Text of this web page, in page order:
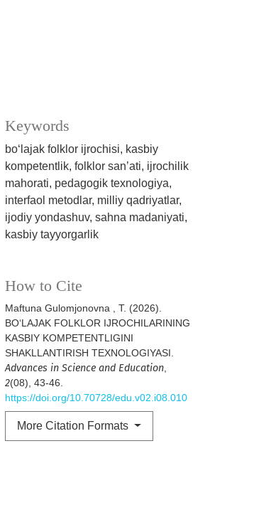
Keywords
bo‘lajak folklor ijrochisi, kasbiy
kompetentlik, folklor san’ati, ijrochilik
mahorati, pedagogik texnologiya,
interfaol metodlar, milliy qadriyatlar,
ijodiy yondashuv, sahna madaniyati,
kasbiy tayyorgarlik
How to Cite
Maftuna Gulomjonovna , T. (2026).
BO‘LAJAK FOLKLOR IJROCHILARINING
KASBIY KOMPETENTLIGINI
SHAKLLANTIRISH TEXNOLOGIYASI.
Advances in Science and Education,
2(08), 43-46.
https://doi.org/10.70728/edu.v02.i08.010
More Citation Formats